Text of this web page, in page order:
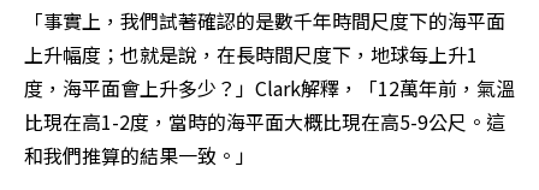
「事實上，我們試著確認的是數千年時間尺度下的海平面
上升幅度；也就是說，在長時間尺度下，地球每上升1
度，海平面會上升多少？」Clark解釋，「12萬年前，氣溫
比現在高1-2度，當時的海平面大概比現在高5-9公尺。這
和我們推算的結果一致。」